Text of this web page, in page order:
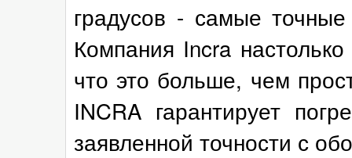
градусов - самые
Компания Incra
что это больше, чем
INCRA гарантирует
заявленной точности с